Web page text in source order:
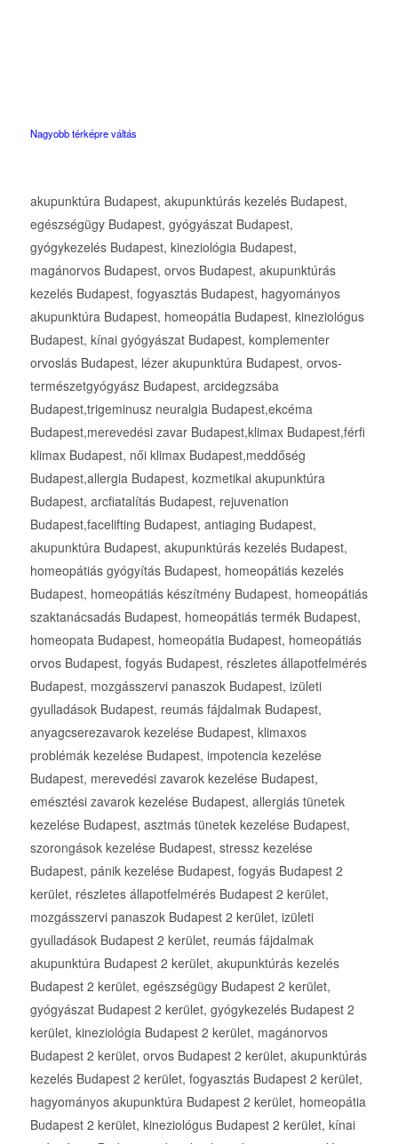
Nagyobb térképre váltás
akupunktúra Budapest, akupunktúrás kezelés Budapest,
egészségügy Budapest, gyógyászat Budapest,
gyógykezelés Budapest, kineziológia Budapest,
magánorvos Budapest, orvos Budapest, akupunktúrás
kezelés Budapest, fogyasztás Budapest, hagyományos
akupunktúra Budapest, homeopátia Budapest, kineziológus
Budapest, kínai gyógyászat Budapest, komplementer
orvoslás Budapest, lézer akupunktúra Budapest, orvos-
természetgyógyász Budapest, arcidegzsába
Budapest,trigeminusz neuralgia Budapest,ekcéma
Budapest,merevedési zavar Budapest,klimax Budapest,férfi
klimax Budapest, női klimax Budapest,meddőség
Budapest,allergia Budapest, kozmetikai akupunktúra
Budapest, arcfiatalítás Budapest, rejuvenation
Budapest,facelifting Budapest, antiaging Budapest,
akupunktúra Budapest, akupunktúrás kezelés Budapest,
homeopátiás gyógyítás Budapest, homeopátiás kezelés
Budapest, homeopátiás készítmény Budapest, homeopátiás
szaktanácsadás Budapest, homeopátiás termék Budapest,
homeopata Budapest, homeopátia Budapest, homeopátiás
orvos Budapest, fogyás Budapest, részletes állapotfelmérés
Budapest, mozgásszervi panaszok Budapest, izületi
gyulladások Budapest, reumás fájdalmak Budapest,
anyagcserezavarok kezelése Budapest, klimaxos
problémák kezelése Budapest, impotencia kezelése
Budapest, merevedési zavarok kezelése Budapest,
emésztési zavarok kezelése Budapest, allergiás tünetek
kezelése Budapest, asztmás tünetek kezelése Budapest,
szorongások kezelése Budapest, stressz kezelése
Budapest, pánik kezelése Budapest, fogyás Budapest 2
kerület, részletes állapotfelmérés Budapest 2 kerület,
mozgásszervi panaszok Budapest 2 kerület, izületi
gyulladások Budapest 2 kerület, reumás fájdalmak
akupunktúra Budapest 2 kerület, akupunktúrás kezelés
Budapest 2 kerület, egészségügy Budapest 2 kerület,
gyógyászat Budapest 2 kerület, gyógykezelés Budapest 2
kerület, kineziológia Budapest 2 kerület, magánorvos
Budapest 2 kerület, orvos Budapest 2 kerület, akupunktúrás
kezelés Budapest 2 kerület, fogyasztás Budapest 2 kerület,
hagyományos akupunktúra Budapest 2 kerület, homeopátia
Budapest 2 kerület, kineziológus Budapest 2 kerület, kínai